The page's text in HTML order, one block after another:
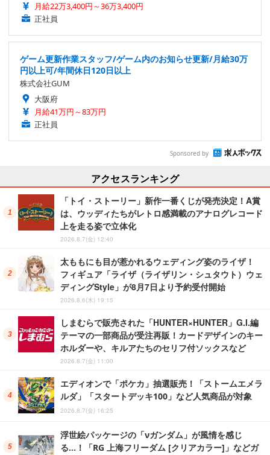
月給22万3,400円～36万3,400円
正社員
ゲーム更新作業スタッフ/ゲーム内のお知らせ更新/月給30万
円以上可/年間休日120日以上
株式会社GUM
大阪府
月給41万円～83万円
正社員
Sponsored by
アクセスランキング
「トイ・ストーリー」新作一番くじが発売決定！A賞
は、ウッディたちがレトロ感満載のアナログレコード
上を走る姿で立体化
2026.8.7(金) 12:40
太ももにも目が惹かれるウェディング姿のライザ！
フィギュア「ライザ（ライザリン・シュタウト）ウェ
ディングStyle」が8月7日より予約受付開始
2026.8.6(木) 19:15
しまむらで販売された「HUNTER×HUNTER」G.I.編
テーマの一部商品が受注再販！カードデザインのキー
ホルダーや、キルアたちのセリフ付ソックスなど
2026.8.7(金) 11:00
エディオンで「ポケカ」抽選販売！「ストームエメラ
ルダ」「スタートデッキ100」など人気商品が対象
2026.8.7(金) 16:25
浮世絵パッケージの「νガンダム」が風情を感じ
る…！「RG 上海フリーダム [クリアカラー]」などガ